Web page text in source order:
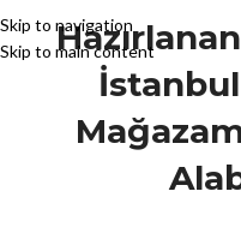
Skip to navigation
Skip to main content
İstanbul